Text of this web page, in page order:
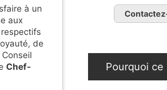
à un
aux
de
Chef-
Pourquoi ce